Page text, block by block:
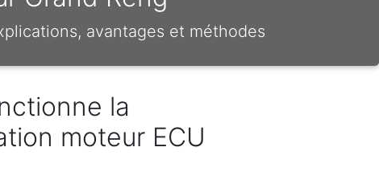
avantages et méthodes
la
moteur ECU